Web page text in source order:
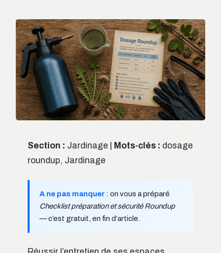
Section : Jardinage | Mots-clés : dosage
roundup, Jardinage
A ne pas manquer : on vous a préparé
Checklist préparation et sécurité Roundup
— c’est gratuit, en fin d’article.